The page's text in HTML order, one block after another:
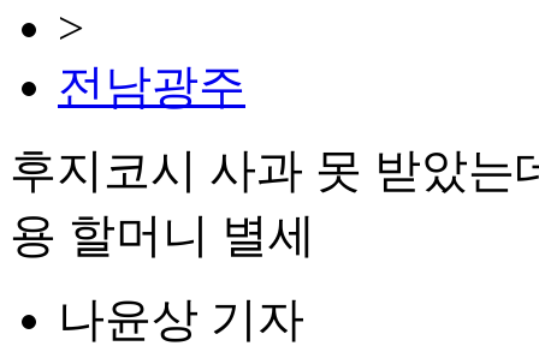
>
전남광주
후지코시 사과 못 받았
용 할머니 별세
나윤상 기자